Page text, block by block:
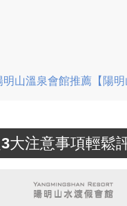
山溫泉會館推薦【陽
注意事項輕鬆